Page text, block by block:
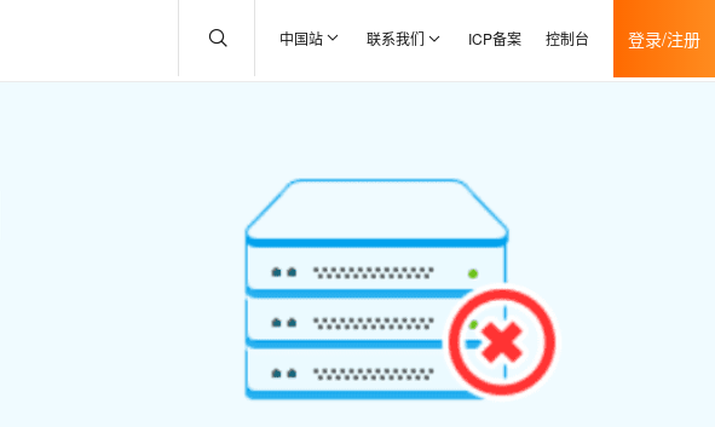
中国站 联系我们 ICP备案 控制台 登录/注册